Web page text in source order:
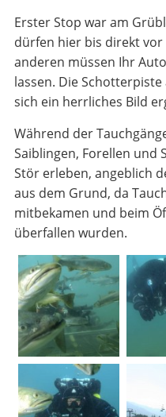
Erster Stop war am
dürfen hier bis direkt vor
anderen müssen Ihr
lassen. Die
sich ein herrliches Bild
Während der
Saiblingen, Forellen und
Stör erleben, angeblich
aus dem Grund, da
mitbekamen und beim
überfallen wurden.